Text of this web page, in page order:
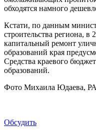
обходятся намного
Кстати, по данным
строительства региона, в
капитальный ремонт
образований края
Средства краевого
образований.
Фото Михаила
Обсудить